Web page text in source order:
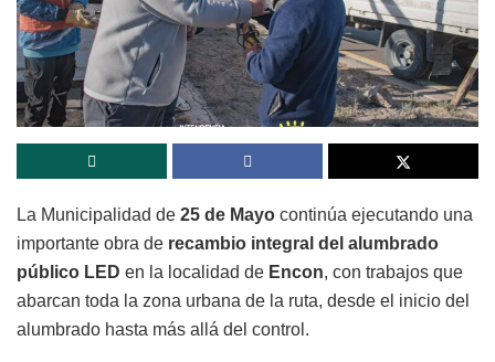
La Municipalidad de 25 de Mayo continúa ejecutando una
importante obra de recambio integral del alumbrado
público LED en la localidad de Encon, con trabajos que
abarcan toda la zona urbana de la ruta, desde el inicio del
alumbrado hasta más allá del control.